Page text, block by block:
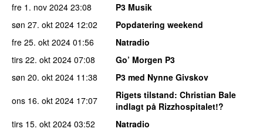
fre 1. nov 2024 23:08
P3 Musik
søn 27. okt 2024 12:02
Popdatering weekend
fre 25. okt 2024 01:56
Natradio
tirs 22. okt 2024 07:08
Go’ Morgen P3
søn 20. okt 2024 11:38
P3 med Nynne Givskov
ons 16. okt 2024 17:07 Rigets tilstand: Christian Bale
indlagt på Rizzhospitalet!?
tirs 15. okt 2024 03:52
Natradio